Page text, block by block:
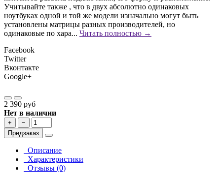
Учитывайте также , что в двух абсолютно одинаковых
ноутбуках одной и той же модели изначально могут быть
установлены матрицы разных производителей, но
одинаковые по хара... Читать полностью →
Facebook
Twitter
Вконтакте
Google+
2 390 руб
Нет в наличии
+
−
Предзаказ
Описание
Характеристики
Отзывы (0)